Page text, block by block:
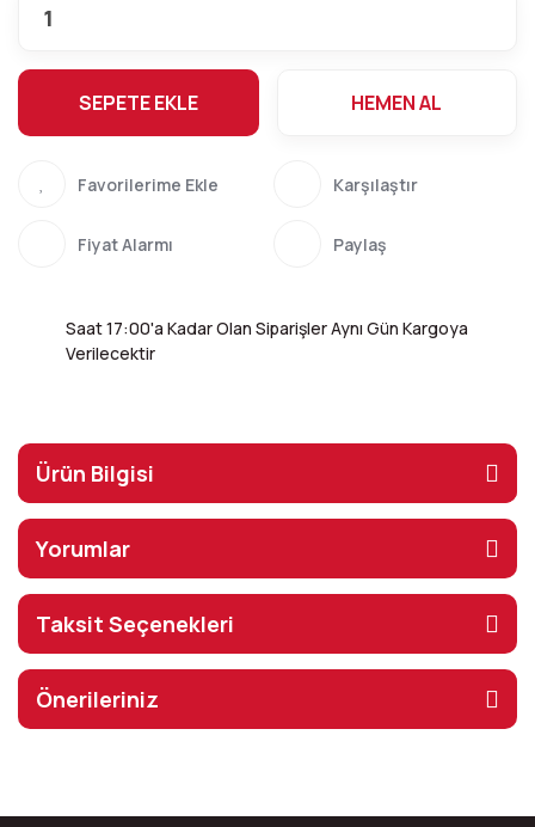
SEPETE EKLE HEMEN AL
Karşılaştır
Fiyat Alarmı Paylaş
Saat 17:00'a Kadar Olan Siparişler Aynı Gün Kargoya
Verilecektir
Ürün Bilgisi
Yorumlar
Taksit Seçenekleri
Önerileriniz